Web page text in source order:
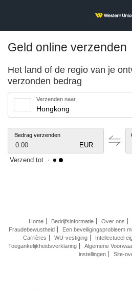
Geld online verzenden
Het land of de regio van je
verzonden bedrag
Verzenden naar
Bedrag verzenden
EUR
0.00
Verzend tot
Home Bedrijfsinformatie Over ons
Fraudebewustheid
Een beveiligingsprobleem
Carrières
WU-vestiging Intellectueel
Toegankelijkheidsverklaring
Algemene
instellingen
Site-